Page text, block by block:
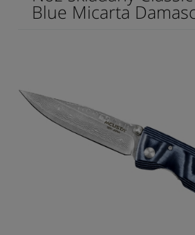
Blue Micarta